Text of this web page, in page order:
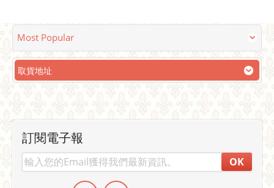
Most Popular
取貨地址
訂閱電子報
OK